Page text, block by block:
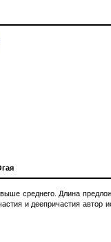
среднего. Длина
и деепричастия